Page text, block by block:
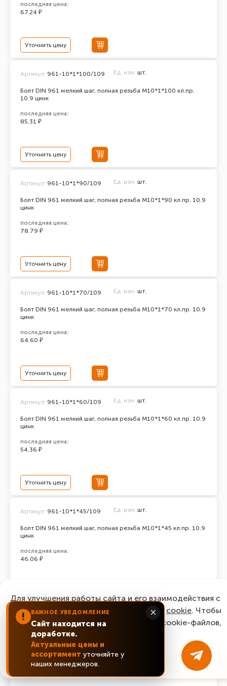
последняя цена:
67.24 ₽
Уточнить цену
Болт DIN 961 мелкий шаг, полная резьба M10*1*100 кл.пр.
10.9 цинк
Артикул: 961-10*1*100/109 Ед. изм. шт.
последняя цена:
85.31 ₽
Уточнить цену
Болт DIN 961 мелкий шаг, полная резьба M10*1*90 кл.пр. 10.9
цинк
Артикул: 961-10*1*90/109 Ед. изм. шт.
последняя цена:
78.79 ₽
Уточнить цену
Болт DIN 961 мелкий шаг, полная резьба M10*1*70 кл.пр. 10.9
цинк
Артикул: 961-10*1*70/109 Ед. изм. шт.
последняя цена:
64.60 ₽
Уточнить цену
Болт DIN 961 мелкий шаг, полная резьба M10*1*60 кл.пр. 10.9
цинк
Артикул: 961-10*1*60/109 Ед. изм. шт.
последняя цена:
54.36 ₽
Уточнить цену
Болт DIN 961 мелкий шаг, полная резьба M10*1*45 кл.пр. 10.9
цинк
Артикул: 961-10*1*45/109 Ед. изм. шт.
последняя цена:
46.06 ₽
Болт DIN 961 мелкий шаг, полная резьба M10*1*35 кл.пр. 10.9
цинк
Артикул:
последняя цена:
42.58 ₽
! ВАЖНОЕ УВЕДОМЛЕНИЕ
Сайт находится на
доработке.
Актуальные цены и
ассортимент уточняйте у
наших менеджеров.
×
Для улучшения работы сайта и его взаимодействия с
пользователями мы используем файлы cookie. Чтобы
согласиться с нашим использованием cookie-файлов,
нажмите “Ок, понятно!”
ОК, понятно!